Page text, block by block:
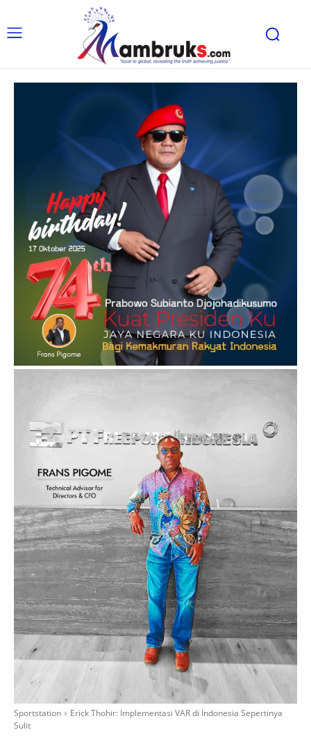
Sportstation
Erick Thohir: Implementasi VAR di Indonesia Sepertinya
Sulit